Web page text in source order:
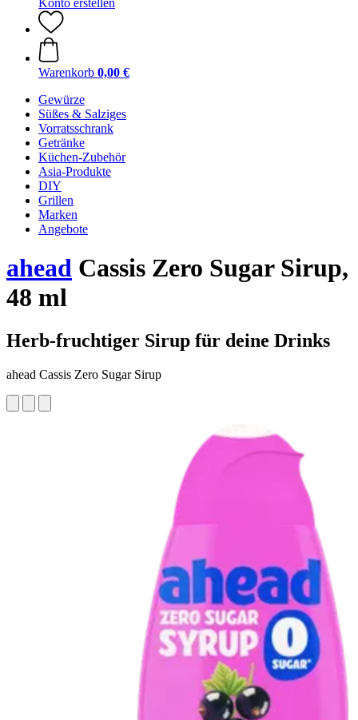
Konto erstellen
Warenkorb 0,00 €
Gewürze
Süßes & Salziges
Vorratsschrank
Getränke
Küchen-Zubehör
Asia-Produkte
DIY
Grillen
Marken
Angebote
ahead Cassis Zero Sugar Sirup,
48 ml
Herb-fruchtiger Sirup für deine Drinks
ahead Cassis Zero Sugar Sirup